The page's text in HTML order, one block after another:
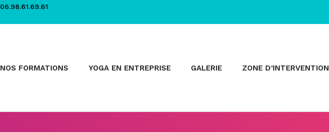
06.98.61.69.61
NOS FORMATIONS YOGA EN ENTREPRISE GALERIE ZONE D’INTERVENTION